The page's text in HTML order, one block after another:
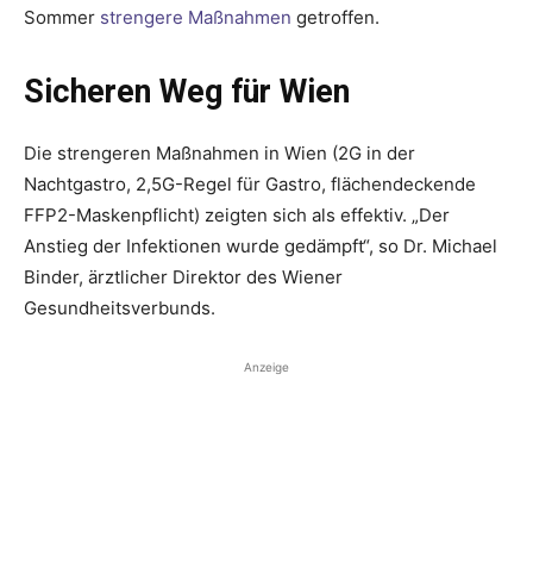
Sommer strengere Maßnahmen getroffen.
Sicheren Weg für Wien
Die strengeren Maßnahmen in Wien (2G in der
Nachtgastro, 2,5G-Regel für Gastro, flächendeckende
FFP2-Maskenpflicht) zeigten sich als effektiv. „Der
Anstieg der Infektionen wurde gedämpft“, so Dr. Michael
Binder, ärztlicher Direktor des Wiener
Gesundheitsverbunds.
Anzeige